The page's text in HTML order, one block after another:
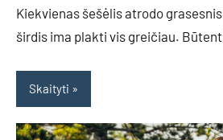
Kiekvienas šešėlis atrodo
širdis ima plakti vis greičiau.
Skaityti